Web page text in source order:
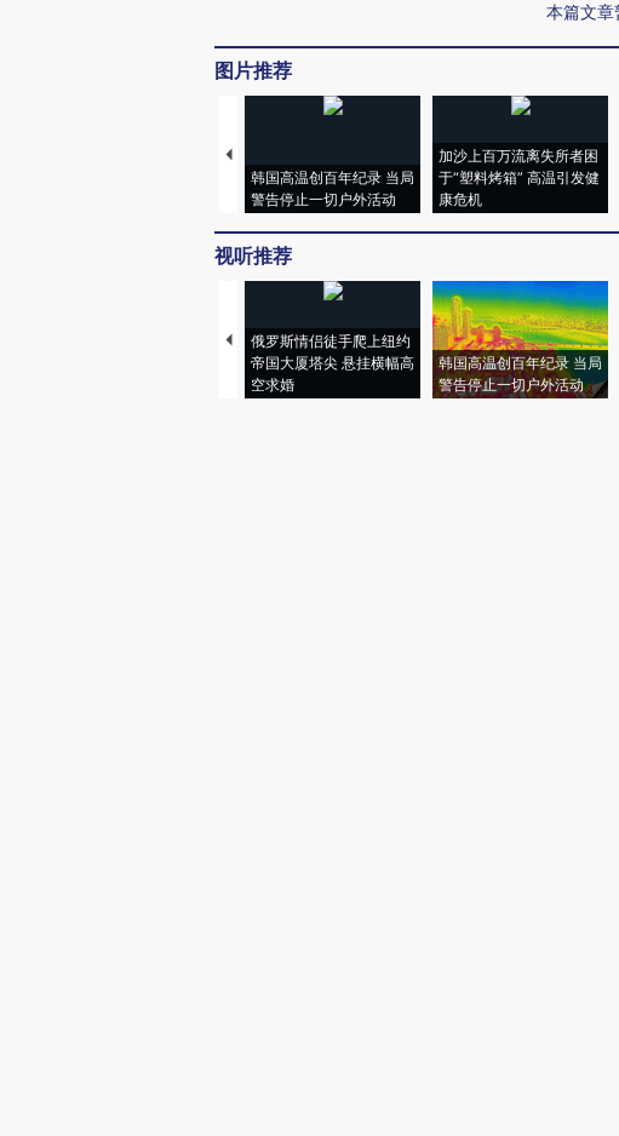
本篇文章
图片推荐
韩国高温创百年纪录 当局
警告停止一切户外活动
加沙上百万流离失所者困
于“塑料烤箱” 高温引发健
康危机
视听推荐
俄罗斯情侣徒手爬上纽约
帝国大厦塔尖 悬挂横幅高
空求婚
韩国高温创百年纪录 当局
警告停止一切户外活动